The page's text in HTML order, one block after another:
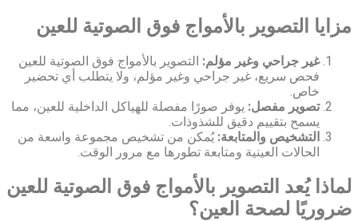
مزايا التصوير بالأمواج فوق الصوتية للعين
غير جراحي وغير مؤلم: التصوير بالأمواج فوق الصوتية للعين
فحص سريع، غير جراحي وغير مؤلم، ولا يتطلب أي تحضير
خاص.
تصوير مفصل: يوفر صورًا مفصلة للهياكل الداخلية للعين، مما
يسمح بتقييم دقيق للشذوذات.
التشخيص والمتابعة: يُمكن من تشخيص مجموعة واسعة من
الحالات العينية ومتابعة تطورها مع مرور الوقت.
لماذا يُعد التصوير بالأمواج فوق الصوتية للعين
ضروريًا لصحة العين؟